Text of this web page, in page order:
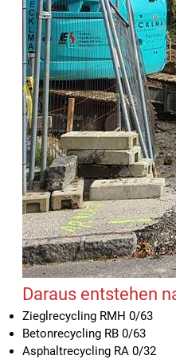
Daraus entstehen
Zieglrecycling RMH 0/63
Betonrecycling RB 0/63
Asphaltrecycling RA 0/32